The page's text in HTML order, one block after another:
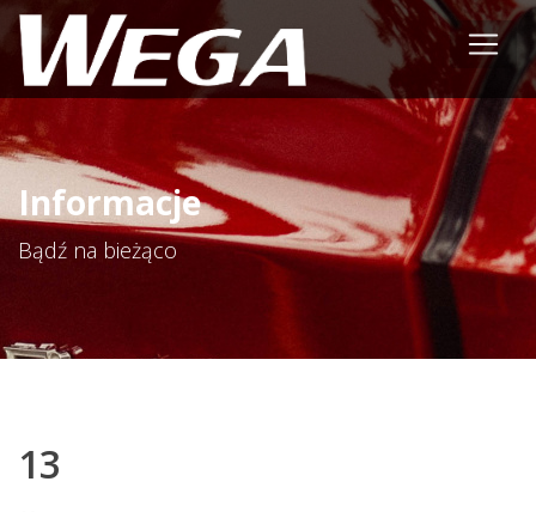
Informacje
Bądź na bieżąco
13